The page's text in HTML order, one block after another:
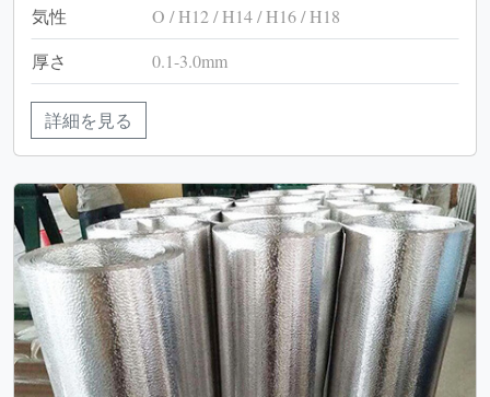
気性
O / H12 / H14 / H16 / H18
厚さ
0.1-3.0mm
詳細を見る